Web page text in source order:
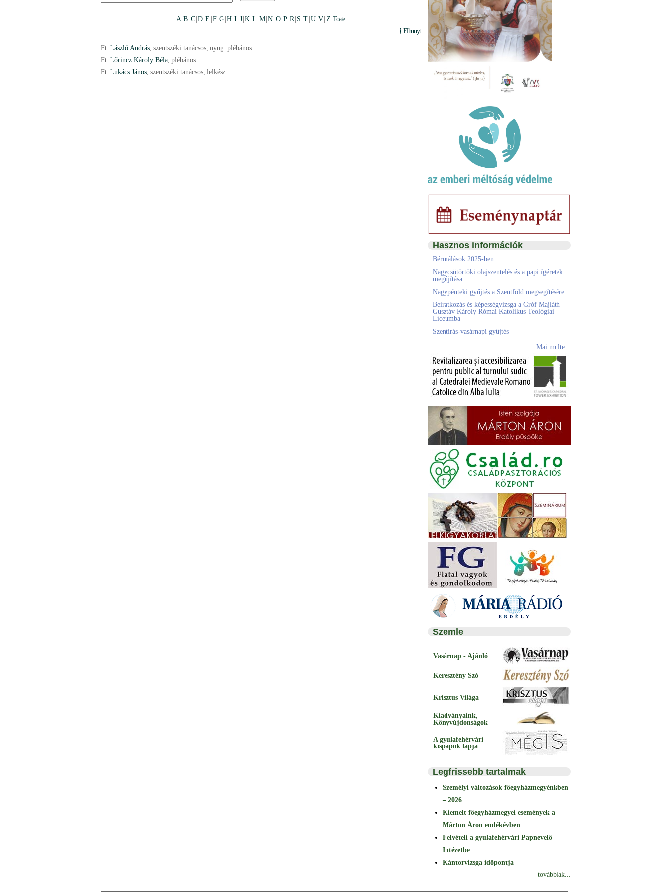
A|B C |D |E F |G H |I J K |L M |N O |P R| S |T U |V Z |Toate
† Elhunyt
Ft. László András, szentszéki tanácsos, nyug. plébános
Ft. Lőrincz Károly Béla, plébános
Ft. Lukács János, szentszéki tanácsos, lelkész
Hasznos információk
Bérmálások 2025-ben
Nagycsütörtöki olajszentelés és a papi ígéretek
megújítása
Nagypénteki gyűjtés a Szentföld megsegítésére
Beiratkozás és képességvizsga a Gróf Majláth
Gusztáv Károly Római Katolikus Teológiai
Líceumba
Szentírás-vasárnapi gyűjtés
Mai multe...
Szemle
Vasárnap - Ajánló
Keresztény Szó
Krisztus Világa
Kiadványaink,
Könyvújdonságok
A gyulafehérvári
kispapok lapja
Legfrissebb tartalmak
Személyi változások főegyházmegyénkben
– 2026
Kiemelt főegyházmegyei események a
Márton Áron emlékévben
Felvételi a gyulafehérvári Papnevelő
Intézetbe
Kántorvizsga időpontja
továbbiak...